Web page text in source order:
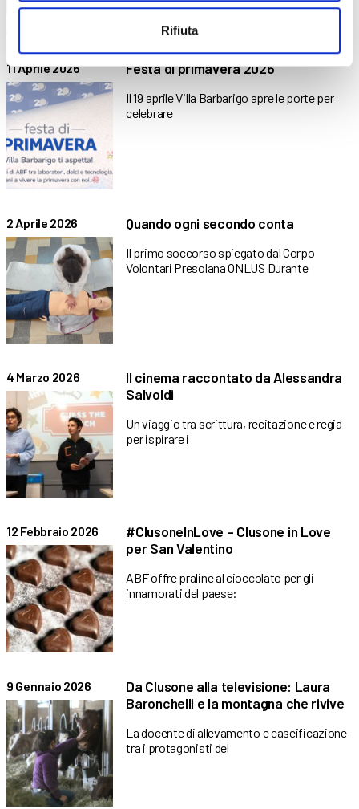
Rifiuta
11 Aprile 2026 Festa di primavera 2026
Il 19 aprile Villa Barbarigo apre le porte per
celebrare
2 Aprile 2026 Quando ogni secondo conta
Il primo soccorso spiegato dal Corpo
Volontari Presolana ONLUS Durante
4 Marzo 2026
Il cinema raccontato da Alessandra
Salvoldi
Un viaggio tra scrittura, recitazione e regia
per ispirare i
12 Febbraio 2026
#ClusoneInLove – Clusone in Love
per San Valentino
ABF offre praline al cioccolato per gli
innamorati del paese:
9 Gennaio 2026
Da Clusone alla televisione: Laura
Baronchelli e la montagna che rivive
La docente di allevamento e caseificazione
tra i protagonisti del